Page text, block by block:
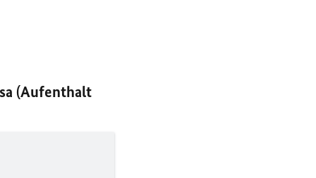
(Aufenthalt